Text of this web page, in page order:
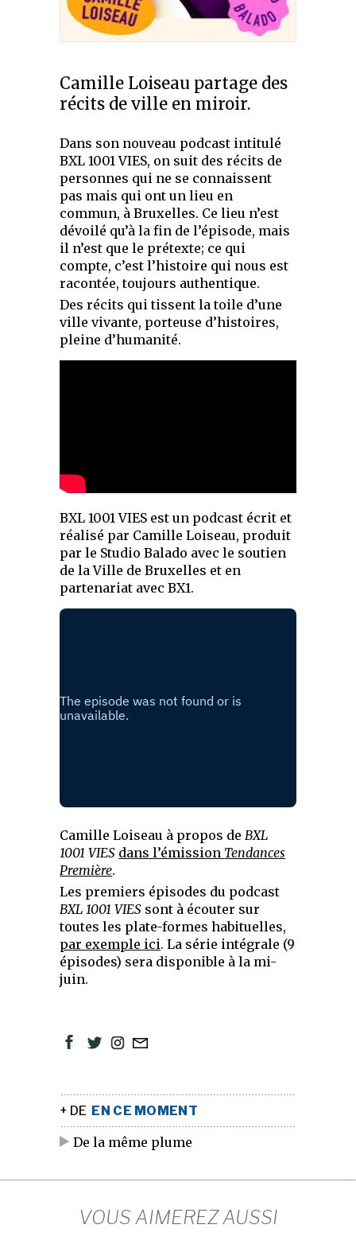
Camille Loiseau partage des
récits de ville en miroir.
Dans son nouveau podcast intitulé
BXL 1001 VIES, on suit des récits de
personnes qui ne se connaissent
pas mais qui ont un lieu en
commun, à Bruxelles. Ce lieu n’est
dévoilé qu’à la fin de l’épisode, mais
il n’est que le prétexte; ce qui
compte, c’est l’histoire qui nous est
racontée, toujours authentique.
Des récits qui tissent la toile d’une
ville vivante, porteuse d’histoires,
pleine d’humanité.
BXL 1001 VIES est un podcast écrit et
réalisé par Camille Loiseau, produit
par le Studio Balado avec le soutien
de la Ville de Bruxelles et en
partenariat avec BX1.
Camille Loiseau à propos deBXL
1001 VIES dans l’émission Tendances
Première.
Les premiers épisodes du podcast
BXL 1001 VIES sont à écouter sur
toutes les plate-formes habituelles,
par exemple ici. La série intégrale (9
épisodes) sera disponible à la mi-
juin.
+ DE EN CE MOMENT
De la même plume
VOUS AIMEREZ AUSSI